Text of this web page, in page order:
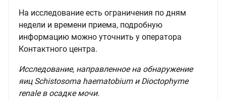
На исследование есть ограничения по дням
недели и времени приема, подробную
информацию можно уточнить у оператора
Контактного центра.
Исследование, направленное на обнаружение
яиц Schistosoma haematobium и Dioctophyme
renale в осадке мочи.